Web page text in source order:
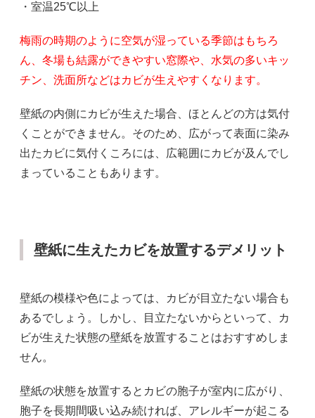
・室温25℃以上
梅雨の時期のように空気が湿っている季節はもちろ
ん、冬場も結露ができやすい窓際や、水気の多いキッ
チン、洗面所などはカビが生えやすくなります。
壁紙の内側にカビが生えた場合、ほとんどの方は気付
くことができません。そのため、広がって表面に染み
出たカビに気付くころには、広範囲にカビが及んでし
まっていることもあります。
壁紙に生えたカビを放置するデメリット
壁紙の模様や色によっては、カビが目立たない場合も
あるでしょう。しかし、目立たないからといって、カ
ビが生えた状態の壁紙を放置することはおすすめしま
せん。
壁紙の状態を放置するとカビの胞子が室内に広がり、
胞子を長期間吸い込み続ければ、アレルギーが起こる